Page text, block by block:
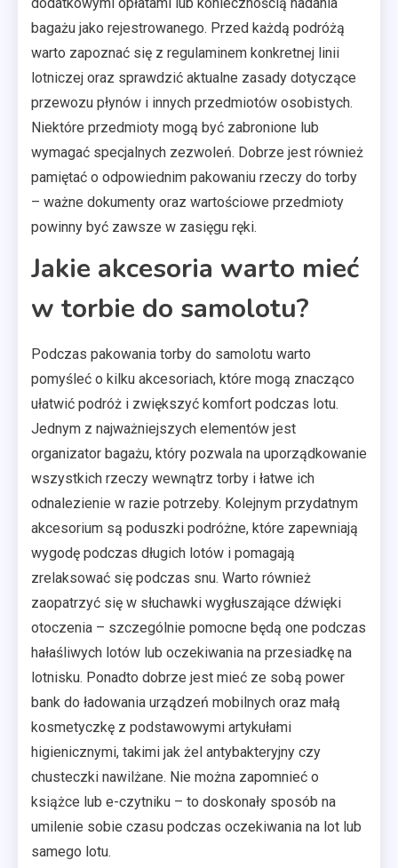
bagażu jako rejestrowanego. Przed każdą podróżą
warto zapoznać się z regulaminem konkretnej linii
lotniczej oraz sprawdzić aktualne zasady dotyczące
przewozu płynów i innych przedmiotów osobistych.
Niektóre przedmioty mogą być zabronione lub
wymagać specjalnych zezwoleń. Dobrze jest również
pamiętać o odpowiednim pakowaniu rzeczy do torby
– ważne dokumenty oraz wartościowe przedmioty
powinny być zawsze w zasięgu ręki.
Jakie akcesoria warto mieć
w torbie do samolotu?
Podczas pakowania torby do samolotu warto
pomyśleć o kilku akcesoriach, które mogą znacząco
ułatwić podróż i zwiększyć komfort podczas lotu.
Jednym z najważniejszych elementów jest
organizator bagażu, który pozwala na uporządkowanie
wszystkich rzeczy wewnątrz torby i łatwe ich
odnalezienie w razie potrzeby. Kolejnym przydatnym
akcesorium są poduszki podróżne, które zapewniają
wygodę podczas długich lotów i pomagają
zrelaksować się podczas snu. Warto również
zaopatrzyć się w słuchawki wygłuszające dźwięki
otoczenia – szczególnie pomocne będą one podczas
hałaśliwych lotów lub oczekiwania na przesiadkę na
lotnisku. Ponadto dobrze jest mieć ze sobą power
bank do ładowania urządzeń mobilnych oraz małą
kosmetyczkę z podstawowymi artykułami
higienicznymi, takimi jak żel antybakteryjny czy
chusteczki nawilżane. Nie można zapomnieć o
książce lub e-czytniku – to doskonały sposób na
umilenie sobie czasu podczas oczekiwania na lot lub
samego lotu.